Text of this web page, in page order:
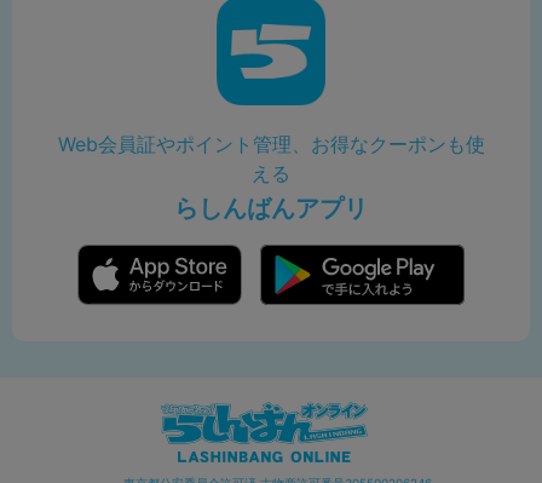
Web会員証やポイント管理、お得なクーポンも使
える
らしんばんアプリ